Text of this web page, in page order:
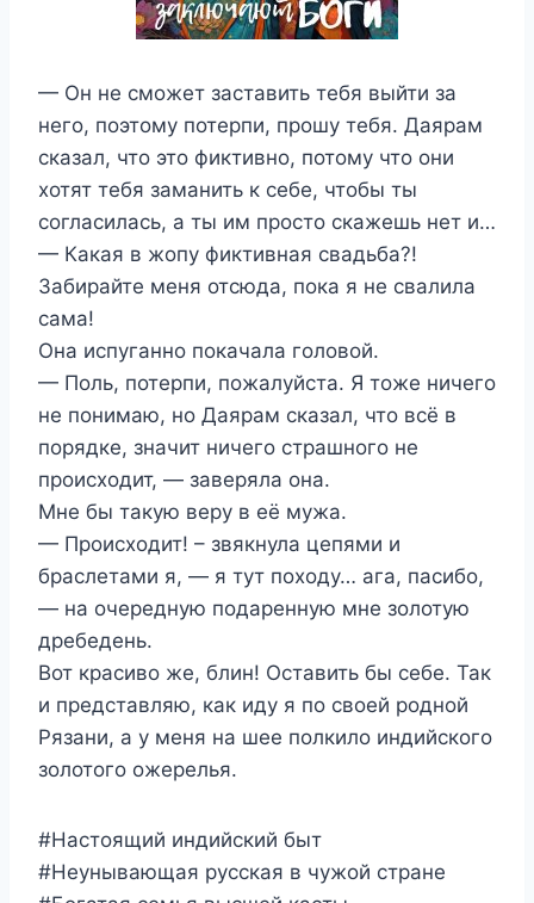
— Он не сможет заставить тебя выйти за
него, поэтому потерпи, прошу тебя. Даярам
сказал, что это фиктивно, потому что они
хотят тебя заманить к себе, чтобы ты
согласилась, а ты им просто скажешь нет и…
— Какая в жопу фиктивная свадьба?!
Забирайте меня отсюда, пока я не свалила
сама!
Она испуганно покачала головой.
— Поль, потерпи, пожалуйста. Я тоже ничего
не понимаю, но Даярам сказал, что всё в
порядке, значит ничего страшного не
происходит, — заверяла она.
Мне бы такую веру в её мужа.
— Происходит! – звякнула цепями и
браслетами я, — я тут походу… ага, пасибо,
— на очередную подаренную мне золотую
дребедень.
Вот красиво же, блин! Оставить бы себе. Так
и представляю, как иду я по своей родной
Рязани, а у меня на шее полкило индийского
золотого ожерелья.
#Настоящий индийский быт
#Неунывающая русская в чужой стране